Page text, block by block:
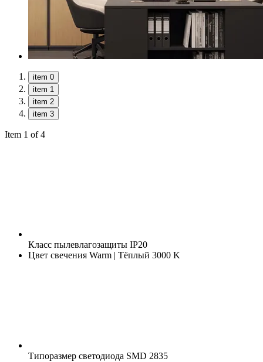
item 0
item 1
item 2
item 3
Item 1 of 4
Класс пылевлагозащиты IP20
Цвет свечения Warm | Тёплый 3000 K
Типоразмер светодиода SMD 2835